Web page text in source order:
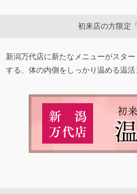
初来店の方限定
新潟万代店に新たなメニューがスタ
する、体の内側をしっかり温める温活